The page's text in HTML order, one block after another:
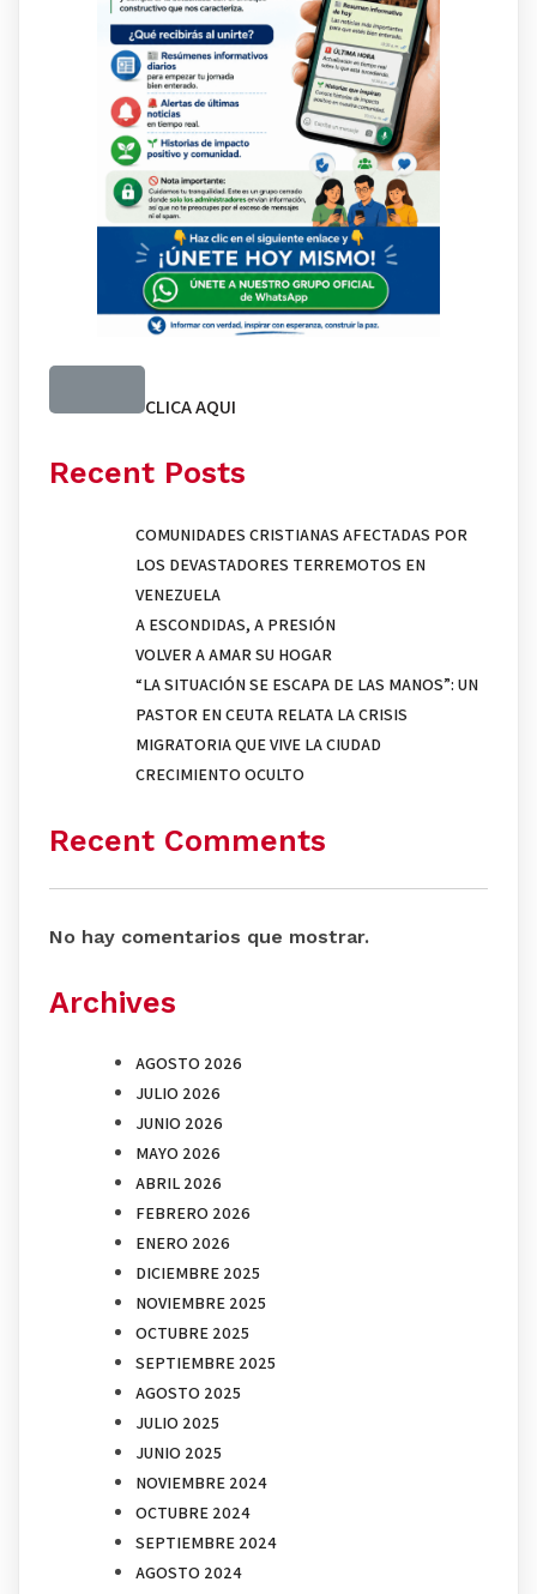
CLICA AQUI
Recent Posts
COMUNIDADES CRISTIANAS AFECTADAS POR
LOS DEVASTADORES TERREMOTOS EN
VENEZUELA
A ESCONDIDAS, A PRESIÓN
VOLVER A AMAR SU HOGAR
“LA SITUACIÓN SE ESCAPA DE LAS MANOS”: UN
PASTOR EN CEUTA RELATA LA CRISIS
MIGRATORIA QUE VIVE LA CIUDAD
CRECIMIENTO OCULTO
Recent Comments
No hay comentarios que mostrar.
Archives
AGOSTO 2026
JULIO 2026
JUNIO 2026
MAYO 2026
ABRIL 2026
FEBRERO 2026
ENERO 2026
DICIEMBRE 2025
NOVIEMBRE 2025
OCTUBRE 2025
SEPTIEMBRE 2025
AGOSTO 2025
JULIO 2025
JUNIO 2025
NOVIEMBRE 2024
OCTUBRE 2024
SEPTIEMBRE 2024
AGOSTO 2024